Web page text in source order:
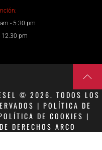
- 5.30 pm
12.30 pm
© 2026. TODOS LOS
| POLÍTICA DE
DE COOKIES |
DERECHOS ARCO